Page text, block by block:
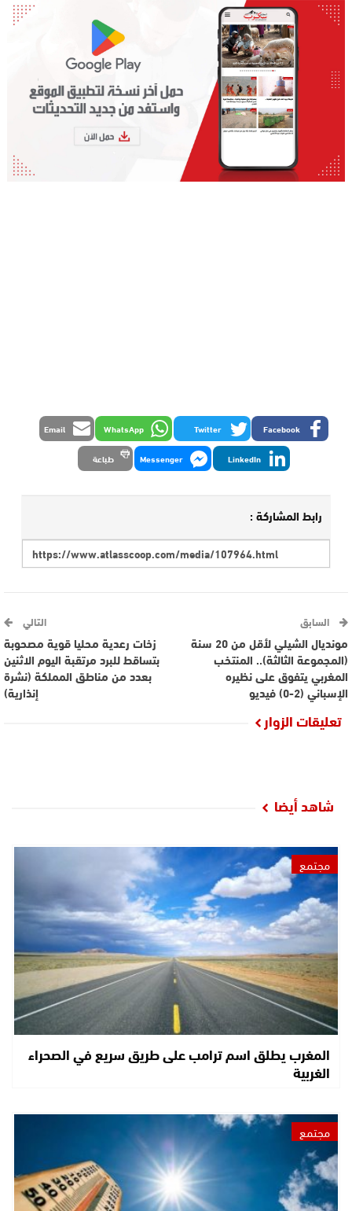
Facebook
Twitter
WhatsApp
Email
LinkedIn
Messenger طباعة
رابط المشاركة :
السابق
مونديال الشيلي لأقل من 20 سنة
(المجموعة الثالثة).. المنتخب
المغربي يتفوق على نظيره
الإسباني (2-0) فيديو
التالي
زخات رعدية محليا قوية مصحوبة
بتساقط للبرد مرتقبة اليوم الاثنين
بعدد من مناطق المملكة (نشرة
إنذارية)
تعليقات الزوار
شاهد أيضا
مجتمع
المغرب يطلق اسم ترامب على طريق سريع في الصحراء
الغربية
مجتمع